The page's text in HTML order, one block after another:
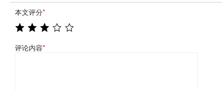
本文评分*
评论内容*